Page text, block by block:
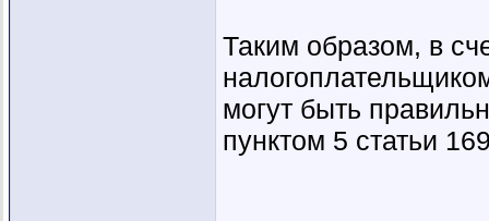
Таким образом, в
могут быть
пунктом 5 статьи